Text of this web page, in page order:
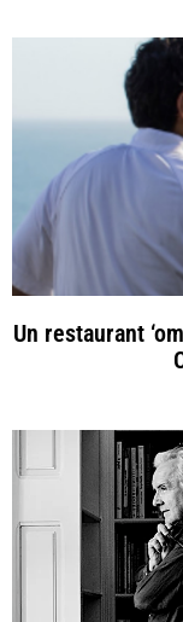
Un restaurant